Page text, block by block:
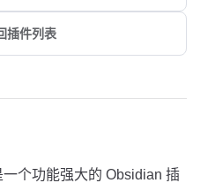
插件列表
个功能强大的 Obsidian 插